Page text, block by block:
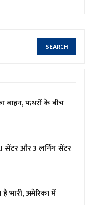
वाहन, पत्थरों के बीच
सेंटर और 3 लर्निंग सेंटर
भारी, अमेरिका में